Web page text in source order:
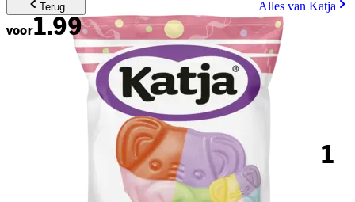
Terug Alles van Katja
voor1.99
1